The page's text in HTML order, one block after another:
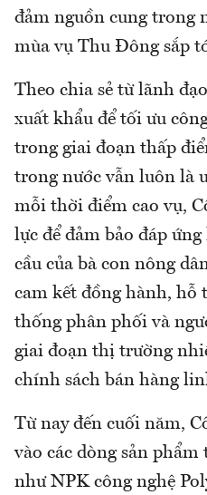
đảm nguồn cung trong
mùa vụ Thu Đông sắp
Theo chia sẻ từ lãnh
xuất khẩu để tối ưu
trong giai đoạn thấp
trong nước vẫn luôn là
mỗi thời điểm cao vụ,
lực để đảm bảo đáp
cầu của bà con nông
cam kết đồng hành, hỗ
thống phân phối và
giai đoạn thị trường
chính sách bán hàng
Từ nay đến cuối năm,
vào các dòng sản
như NPK công nghệ